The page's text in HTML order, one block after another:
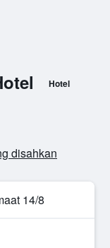
Hotel
disahkan
14/8